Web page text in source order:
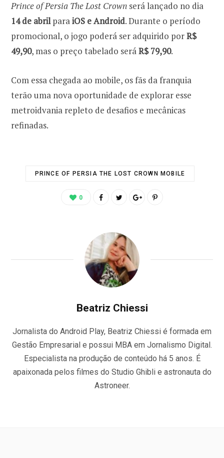
Prince of Persia The Lost Crown será lançado no dia
14 de abrilparaiOS e Android. Durante o período
promocional, o jogo poderá ser adquirido porR$
49,90, mas o preço tabelado seráR$ 79,90.
Com essa chegada ao mobile, os fãs da franquia
terão uma nova oportunidade de explorar esse
metroidvania repleto de desafios e mecânicas
refinadas.
PRINCE OF PERSIA THE LOST CROWN MOBILE
0
Beatriz Chiessi
Jornalista do Android Play, Beatriz Chiessi é formada em
Gestão Empresarial e possui MBA em Jornalismo Digital.
Especialista na produção de conteúdo há 5 anos. É
apaixonada pelos filmes do Studio Ghibli e astronauta do
Astroneer.